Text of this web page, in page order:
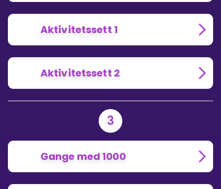
Aktivitetssett 1
Aktivitetssett 2
3
Gange med 1000